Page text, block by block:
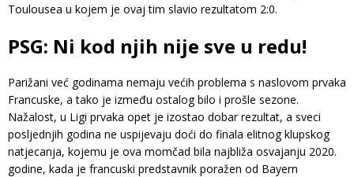
Toulousea u kojem je ovaj tim slavio rezultatom 2:0.
PSG: Ni kod njih nije sve u redu!
Parižani već godinama nemaju većih problema s naslovom prvaka
Francuske, a tako je između ostalog bilo i prošle sezone.
Nažalost, u Ligi prvaka opet je izostao dobar rezultat, a sveci
posljednjih godina ne uspijevaju doći do finala elitnog klupskog
natjecanja, kojemu je ova momčad bila najbliža osvajanju 2020.
godine, kada je francuski predstavnik poražen od Bayern